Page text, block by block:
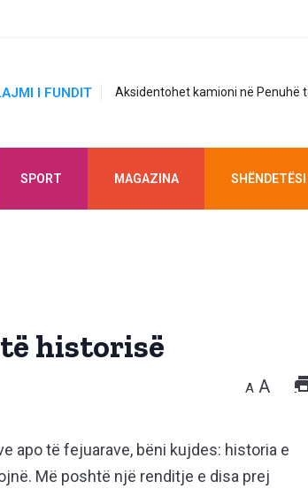
I FUNDIT Aksidentohet kamioni në Penuhë
SPORT MAGAZINA SHËNDETËSI
historisë
A A
apo të fejuarave, bëni kujdes: historia e
Më poshtë një renditje e disa prej